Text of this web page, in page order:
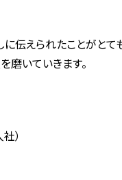
伝えられたことがとて
磨いていきます。
）